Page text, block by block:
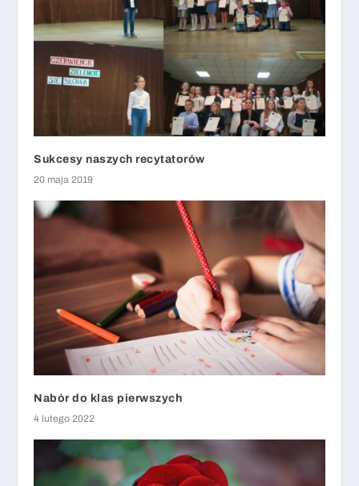
Sukcesy naszych recytatorów
20 maja 2019
Nabór do klas pierwszych
4 lutego 2022